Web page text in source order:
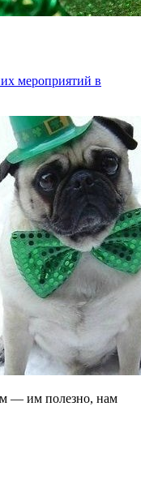
мероприятий в
— им полезно, нам